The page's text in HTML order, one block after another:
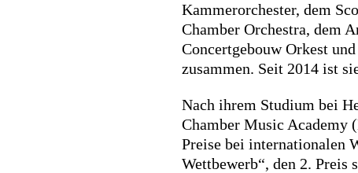
Kammerorchester, dem
Chamber Orchestra, dem
Concertgebouw Orkest
zusammen. Seit 2014 ist
Nach ihrem Studium bei
Chamber Music Academy
Preise bei internationalen
Wettbewerb“, den 2. Preis